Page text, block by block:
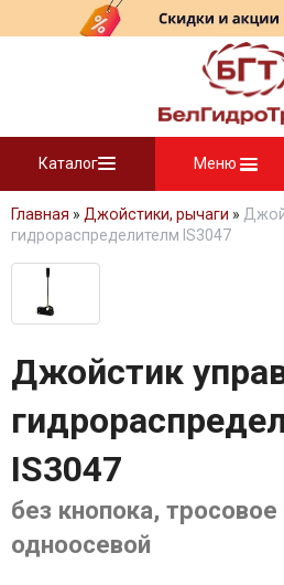
Каталог Меню
Главная » Джойстики, рычаги »
гидрораспределителм IS3047
Джойстик
IS3047
без кнопока,
одноосевой